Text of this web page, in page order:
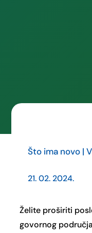
Što ima novo|
21. 02. 2024.
Želite proširiti
govornog